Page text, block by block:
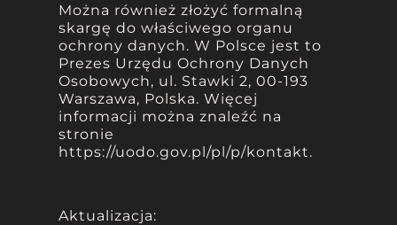
Można również złożyć formalną
skargę do właściwego organu
ochrony danych. W Polsce jest to
Prezes Urzędu Ochrony Danych
Osobowych, ul. Stawki 2, 00-193
Warszawa, Polska. Więcej
informacji można znaleźć na
stronie
https://uodo.gov.pl/pl/p/kontakt.
Aktualizacja: